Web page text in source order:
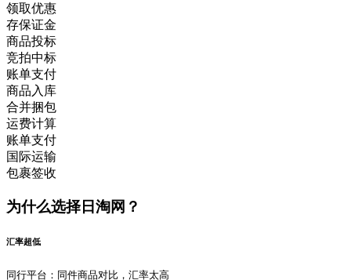
领取优惠
存保证金
商品投标
竞拍中标
账单支付
商品入库
合并捆包
运费计算
账单支付
国际运输
包裹签收
为什么选择日淘网？
汇率超低
同行平台：同件商品对比，汇率太高